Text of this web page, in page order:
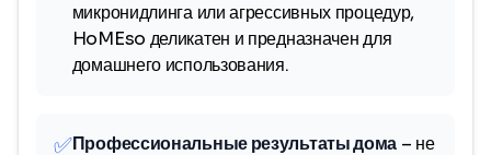
микронидлинга или агрессивных процедур,
HoMEso деликатен и предназначен для
домашнего использования.
✅Профессиональные результаты дома – не